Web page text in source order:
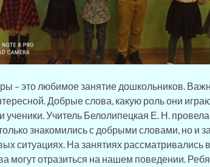
– это любимое занятие дошкольников.
Добрые слова, какую роль они
Учитель Белолипецкая Е. Н. провела
знакомились с добрыми словами, но и
ситуациях. На занятиях рассматривались
могут отразиться на нашем поведении.